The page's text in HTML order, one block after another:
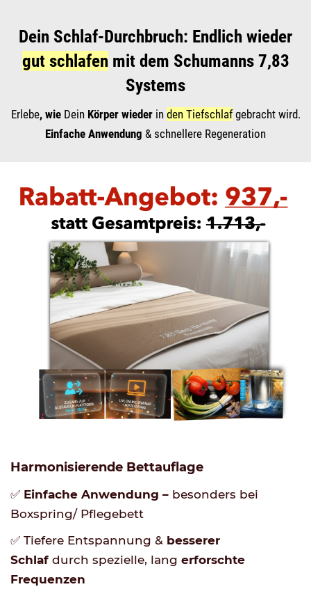
Dein Schlaf-Durchbruch: Endlich wieder
gut schlafen mit dem Schumanns 7,83
Systems
Erlebe, wieDein Körper wieder in den Tiefschlafgebracht wird.
Einfache Anwendung & schnellere Regeneration
Harmonisierende Bettauflage
✅ Einfache Anwendung – besonders bei
Boxspring/ Pflegebett
✅ Tiefere Entspannung & besserer
Schlaf durch spezielle, lang erforschte
Frequenzen